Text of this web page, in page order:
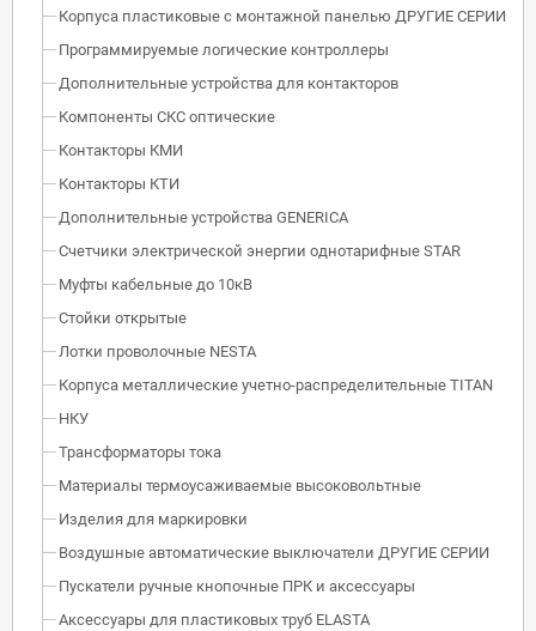
Корпуса пластиковые с монтажной панелью ДРУГИЕ СЕРИИ
Программируемые логические контроллеры
Дополнительные устройства для контакторов
Компоненты СКС оптические
Контакторы КМИ
Контакторы КТИ
Дополнительные устройства GENERICA
Счетчики электрической энергии однотарифные STAR
Муфты кабельные до 10кВ
Стойки открытые
Лотки проволочные NESTA
Корпуса металлические учетно-распределительные TITAN
НКУ
Трансформаторы тока
Материалы термоусаживаемые высоковольтные
Изделия для маркировки
Воздушные автоматические выключатели ДРУГИЕ СЕРИИ
Пускатели ручные кнопочные ПРК и аксессуары
Аксессуары для пластиковых труб ELASTA